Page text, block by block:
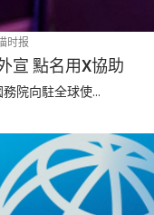
时报
宣 點名用X協助
務院向駐全球使...